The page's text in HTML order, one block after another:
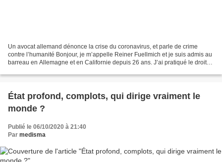
Un avocat allemand dénonce la crise du coronavirus, et parle de crime
contre l’humanité Bonjour, je m’appelle Reiner Fuellmich et je suis admis au
barreau en Allemagne et en Californie depuis 26 ans. J’ai pratiqué le droit
État profond, complots, qui dirige vraiment le
monde ?
Publié le 06/10/2020 à 21:40
Par medisma